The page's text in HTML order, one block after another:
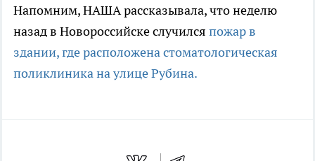
Напомним, НАША рассказывала, что неделю
назад в Новороссийске случился пожар в
здании, где расположена стоматологическая
поликлиника на улице Рубина.